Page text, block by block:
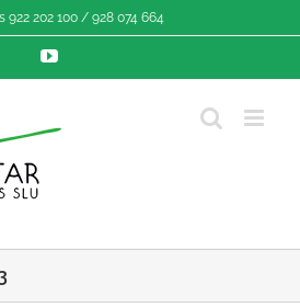
922 202 100 / 928 074 664
YouTube